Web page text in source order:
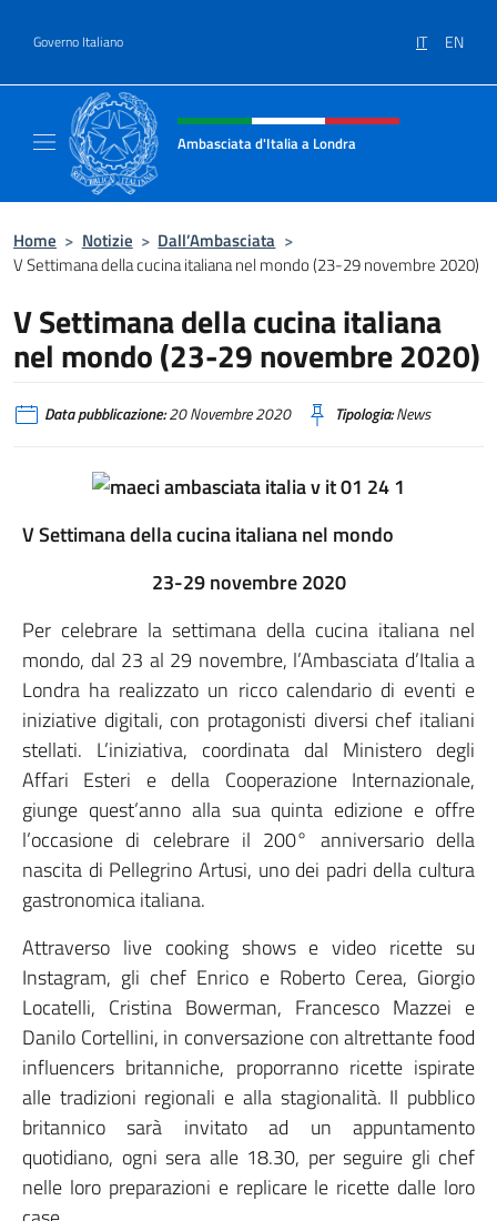
Governo Italiano IT EN
Intestazione sito, social e menù
Ambasciata d'Italia a Londra
Home > Notizie > Dall’Ambasciata >
V Settimana della cucina italiana nel mondo (23-29 novembre 2020)
V Settimana della cucina italiana
nel mondo (23-29 novembre 2020)
Data pubblicazione:20 Novembre 2020 Tipologia:News
V Settimana della cucina italiana nel mondo
23-29 novembre 2020
Per celebrare la settimana della cucina italiana nel
mondo, dal 23 al 29 novembre, l’Ambasciata d’Italia a
Londra ha realizzato un ricco calendario di eventi e
iniziative digitali, con protagonisti diversi chef italiani
stellati. L’iniziativa, coordinata dal Ministero degli
Affari Esteri e della Cooperazione Internazionale,
giunge quest’anno alla sua quinta edizione e offre
l’occasione di celebrare il 200° anniversario della
nascita di Pellegrino Artusi, uno dei padri della cultura
gastronomica italiana.
Attraverso live cooking shows e video ricette su
Instagram, gli chef Enrico e Roberto Cerea, Giorgio
Locatelli, Cristina Bowerman, Francesco Mazzei e
Danilo Cortellini, in conversazione con altrettante food
influencers britanniche, proporranno ricette ispirate
alle tradizioni regionali e alla stagionalità. Il pubblico
britannico sarà invitato ad un appuntamento
quotidiano, ogni sera alle 18.30, per seguire gli chef
nelle loro preparazioni e replicare le ricette dalle loro